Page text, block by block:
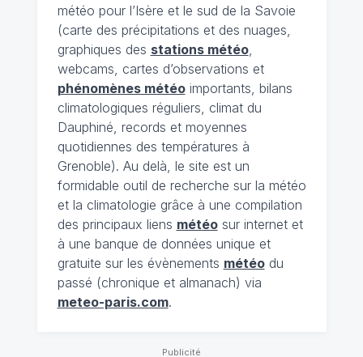
météo pour l’Isère et le sud de la Savoie
(carte des précipitations et des nuages,
graphiques des stations météo,
webcams, cartes d’observations et
phénomènes météoimportants, bilans
climatologiques réguliers, climat du
Dauphiné, records et moyennes
quotidiennes des températures à
Grenoble). Au delà, le site est un
formidable outil de recherche sur la météo
et la climatologie grâce à une compilation
des principaux liens météosur internet et
à une banque de données unique et
gratuite sur les évènements météodu
passé (chronique et almanach) via
meteo-paris.com.